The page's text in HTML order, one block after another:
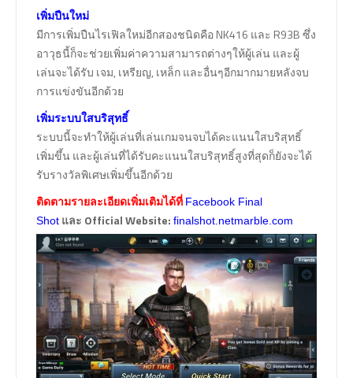
เพิ่มปืนใหม่
มีการเพิ่มปืนไรเฟิลใหม่อีกสองชนิดคือ NK416 และ R93B ซึ่ง
อาวุธนี้ก็จะช่วยเพิ่มค่าความสามารถต่างๆให้ผู้เล่น และผู้
เล่นจะได้รับ เจม, เหรียญ, เหล็ก และอื่นๆอีกมากมายหลังจบ
การแข่งขันอีกด้วย
เพิ่มระบบใสบริสุทธิ์
ระบบนี้จะทำให้ผู้เล่นที่เล่นเกมจนจบได้คะแนนใสบริสุทธิ์
เพิ่มขึ้น และผู้เล่นที่ได้รับคะแนนใสบริสุทธิ์สูงที่สุดก็ยังจะได้
รับรางวัลพิเศษเพิ่มขึ้นอีกด้วย
ติดตามรายละเอียดเพิ่มเติมได้ที่ Facebook Final
Shot และ Official Website: finalshot.netmarble.com